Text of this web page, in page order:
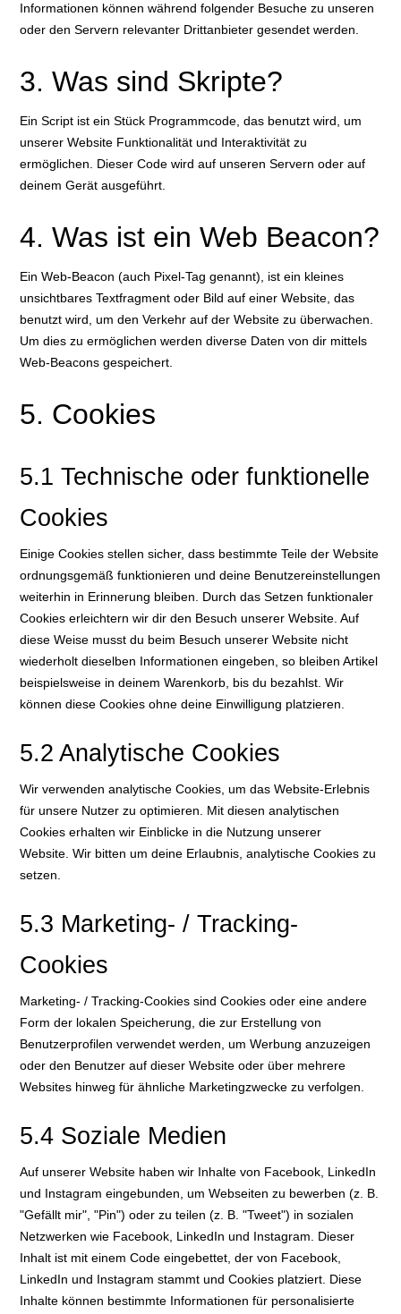
Informationen können während folgender Besuche zu unseren
oder den Servern relevanter Drittanbieter gesendet werden.
3. Was sind Skripte?
Ein Script ist ein Stück Programmcode, das benutzt wird, um
unserer Website Funktionalität und Interaktivität zu
ermöglichen. Dieser Code wird auf unseren Servern oder auf
deinem Gerät ausgeführt.
4. Was ist ein Web Beacon?
Ein Web-Beacon (auch Pixel-Tag genannt), ist ein kleines
unsichtbares Textfragment oder Bild auf einer Website, das
benutzt wird, um den Verkehr auf der Website zu überwachen.
Um dies zu ermöglichen werden diverse Daten von dir mittels
Web-Beacons gespeichert.
5. Cookies
5.1 Technische oder funktionelle
Cookies
Einige Cookies stellen sicher, dass bestimmte Teile der Website
ordnungsgemäß funktionieren und deine Benutzereinstellungen
weiterhin in Erinnerung bleiben. Durch das Setzen funktionaler
Cookies erleichtern wir dir den Besuch unserer Website. Auf
diese Weise musst du beim Besuch unserer Website nicht
wiederholt dieselben Informationen eingeben, so bleiben Artikel
beispielsweise in deinem Warenkorb, bis du bezahlst. Wir
können diese Cookies ohne deine Einwilligung platzieren.
5.2 Analytische Cookies
Wir verwenden analytische Cookies, um das Website-Erlebnis
für unsere Nutzer zu optimieren. Mit diesen analytischen
Cookies erhalten wir Einblicke in die Nutzung unserer
Website. Wir bitten um deine Erlaubnis, analytische Cookies zu
setzen.
5.3 Marketing- / Tracking-
Cookies
Marketing- / Tracking-Cookies sind Cookies oder eine andere
Form der lokalen Speicherung, die zur Erstellung von
Benutzerprofilen verwendet werden, um Werbung anzuzeigen
oder den Benutzer auf dieser Website oder über mehrere
Websites hinweg für ähnliche Marketingzwecke zu verfolgen.
5.4 Soziale Medien
Auf unserer Website haben wir Inhalte von Facebook, LinkedIn
und Instagram eingebunden, um Webseiten zu bewerben (z. B.
"Gefällt mir", "Pin") oder zu teilen (z. B. "Tweet") in sozialen
Netzwerken wie Facebook, LinkedIn und Instagram. Dieser
Inhalt ist mit einem Code eingebettet, der von Facebook,
LinkedIn und Instagram stammt und Cookies platziert. Diese
Inhalte können bestimmte Informationen für personalisierte